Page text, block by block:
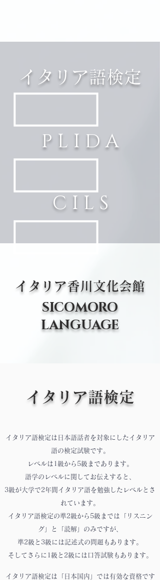
イタリア語検定
P L I D A
C I L S
イタリア香川文化会館
SICOMORO
LANGUAGE
イタリア語検定
イタリア語検定は日本語話者を対象にしたイタリア
語の検定試験です。
レベルは1級から5級まであります。
語学のレベルに関してお伝えすると、
3級が大学で2年間イタリア語を勉強したレベルとさ
れています。
イタリア語検定の準2級から5級までは「リスニン
グ」と「読解」のみですが、
準2級と3級には記述式の問題もあります。
そしてさらに1級と2級には口答試験もあります。
イタリア語検定は「日本国内」では有効な資格です